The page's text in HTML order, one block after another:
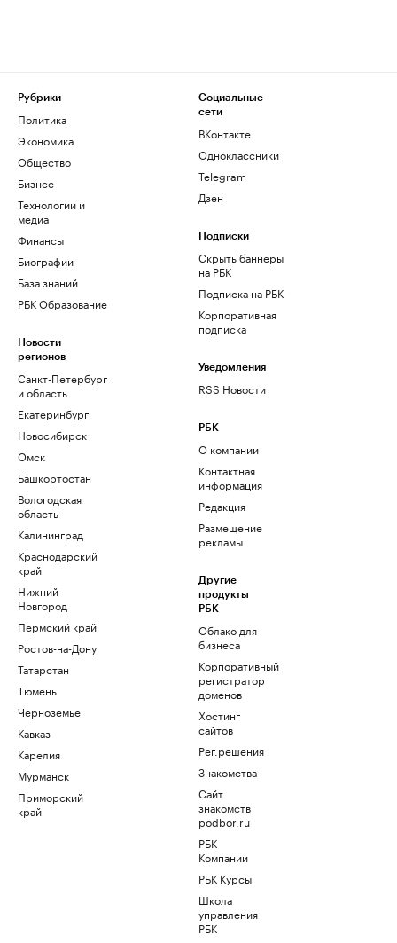
Рубрики
Политика
Экономика
Общество
Бизнес
Технологии и
медиа
Финансы
Биографии
База знаний
РБК Образование
Новости
регионов
Санкт-Петербург
и область
Екатеринбург
Новосибирск
Омск
Башкортостан
Вологодская
область
Калининград
Краснодарский
край
Нижний
Новгород
Пермский край
Ростов-на-Дону
Татарстан
Тюмень
Черноземье
Кавказ
Карелия
Мурманск
Приморский
край
Социальные
сети
ВКонтакте
Одноклассники
Telegram
Дзен
Подписки
Скрыть баннеры
на РБК
Подписка на РБК
Корпоративная
подписка
Уведомления
RSS Новости
РБК
О компании
Контактная
информация
Редакция
Размещение
рекламы
Другие
продукты
РБК
Облако для
бизнеса
Корпоративный
регистратор
доменов
Хостинг
сайтов
Рег.решения
Знакомства
Сайт
знакомств
podbor.ru
РБК
Компании
РБК Курсы
Школа
управления
РБК